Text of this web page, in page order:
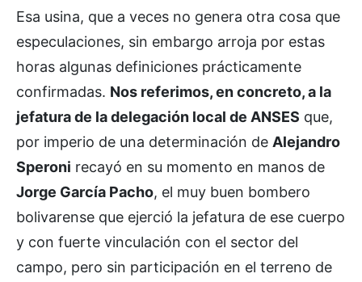
Esa usina, que a veces no genera otra cosa que
especulaciones, sin embargo arroja por estas
horas algunas definiciones prácticamente
confirmadas. Nos referimos, en concreto, a la
jefatura de la delegación local de ANSES que,
por imperio de una determinación de Alejandro
Speroni recayó en su momento en manos de
Jorge García Pacho, el muy buen bombero
bolivarense que ejerció la jefatura de ese cuerpo
y con fuerte vinculación con el sector del
campo, pero sin participación en el terreno de